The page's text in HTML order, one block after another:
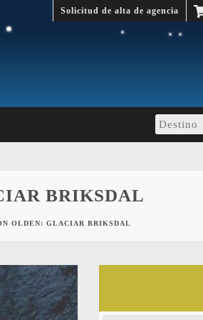
Solicitud de alta de agencia
BRIKSDAL
OLDEN: GLACIAR BRIKSDAL